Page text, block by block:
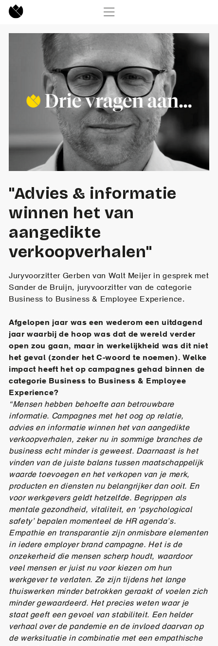
"Advies & informatie
winnen het van
aangedikte
verkoopverhalen"
Juryvoorzitter Gerben van Walt Meijer in gesprek met
Sander de Bruijn, juryvoorzitter van de categorie
Business to Business & Employee Experience.
Afgelopen jaar was een wederom een uitdagend
jaar waarbij de hoop was dat de wereld verder
open zou gaan, maar in werkelijkheid was dit niet
het geval (zonder het C-woord te noemen). Welke
impact heeft het op campagnes gehad binnen de
categorie Business to Business & Employee
Experience?
“Mensen hebben behoefte aan betrouwbare
informatie. Campagnes met het oog op relatie,
advies en informatie winnen het van aangedikte
verkoopverhalen, zeker nu in sommige branches de
business echt minder is geweest. Daarnaast is het
vinden van de juiste balans tussen maatschappelijk
waarde toevoegen en het verkopen van je merk,
producten en diensten nu belangrijker dan ooit. En
voor werkgevers geldt hetzelfde. Begrippen als
mentale gezondheid, vitaliteit, en ‘psychological
safety’ bepalen momenteel de HR agenda’s.
Empathie en transparantie zijn onmisbare elementen
in iedere employer brand campagne. Het is de
onzekerheid die mensen scherp houdt, waardoor
veel mensen er juist nu voor kiezen om hun
werkgever te verlaten. Ze zijn tijdens het lange
thuiswerken minder betrokken geraakt of voelen zich
minder gewaardeerd. Het precies weten waar je
staat geeft een gevoel van stabiliteit. Een helder
verhaal over de pandemie en de invloed daarvan op
de werksituatie in combinatie met een empathische